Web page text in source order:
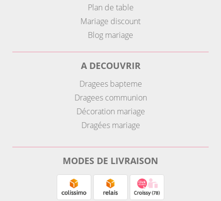
Plan de table
Mariage discount
Blog mariage
A DECOUVRIR
Dragees bapteme
Dragees communion
Décoration mariage
Dragées mariage
MODES DE LIVRAISON